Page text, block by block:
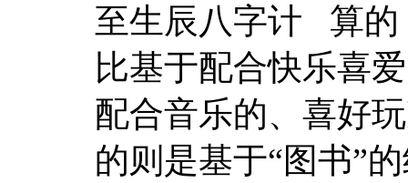
至生辰八字计 算的
比基于配合快乐喜
配合音乐的、喜好
的则是基于“图书”